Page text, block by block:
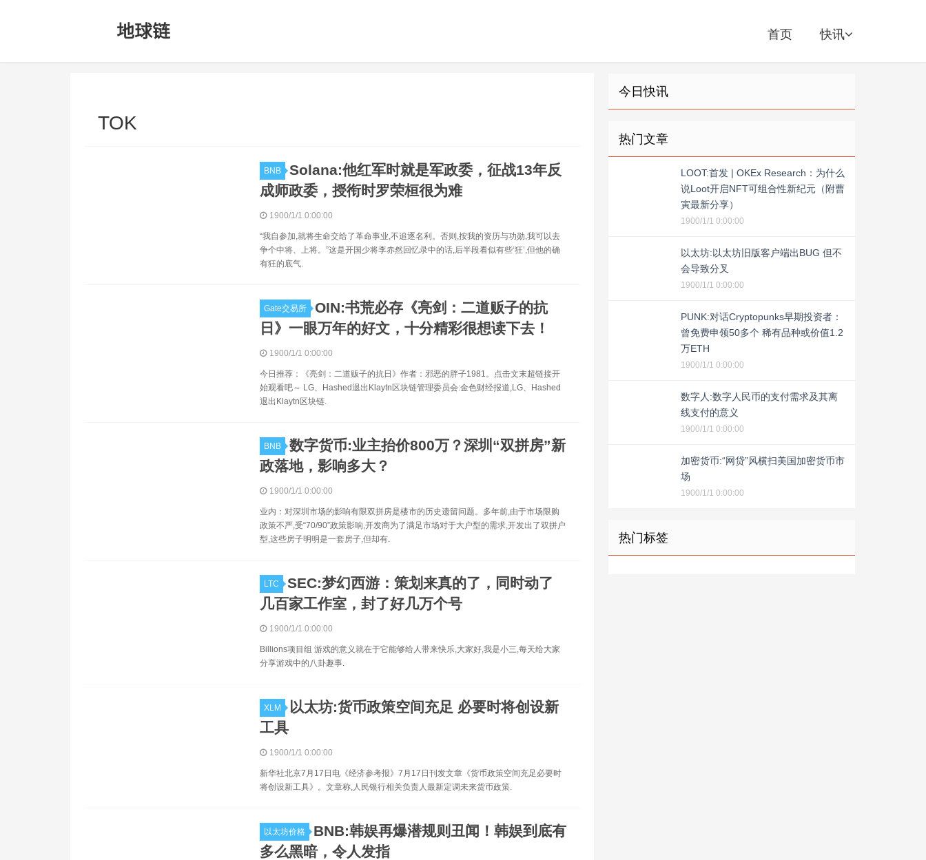
首页 快讯
TOK
BNB
Solana:他红军时就是军政委，征战13年反
成师政委，授衔时罗荣桓很为难
1900/1/1 0:00:00
“我自参加,就将生命交给了革命事业,不追逐名利。否则,按我的资历与功勋,我可以去
争个中将、上将。”这是开国少将李赤然回忆录中的话,后半段看似有些‘狂’,但他的确
有狂的底气.
Gate交易所
OIN:书荒必存《亮剑：二道贩子的抗
日》一眼万年的好文，十分精彩很想读下去！
1900/1/1 0:00:00
今日推荐：《亮剑：二道贩子的抗日》作者：邪恶的胖子1981。点击文末超链接开
始观看吧～ LG、Hashed退出Klaytn区块链管理委员会:金色财经报道,LG、Hashed
退出Klaytn区块链.
BNB
数字货币:业主抬价800万？深圳“双拼房”新
政落地，影响多大？
1900/1/1 0:00:00
业内：对深圳市场的影响有限双拼房是楼市的历史遗留问题。多年前,由于市场限购
政策不严,受“70/90”政策影响,开发商为了满足市场对于大户型的需求,开发出了双拼户
型,这些房子明明是一套房子,但却有.
LTC
SEC:梦幻西游：策划来真的了，同时动了
几百家工作室，封了好几万个号
1900/1/1 0:00:00
Billions项目组 游戏的意义就在于它能够给人带来快乐,大家好,我是小三,每天给大家
分享游戏中的八卦趣事.
XLM
以太坊:货币政策空间充足 必要时将创设新
工具
1900/1/1 0:00:00
新华社北京7月17日电《经济参考报》7月17日刊发文章《货币政策空间充足必要时
将创设新工具》。文章称,人民银行相关负责人最新定调未来货币政策.
以太坊价格
BNB:韩娱再爆潜规则丑闻！韩娱到底有
多么黑暗，令人发指
今日快讯
热门文章
LOOT:首发 | OKEx Research：为什么
说Loot开启NFT可组合性新纪元（附曹
寅最新分享）
1900/1/1 0:00:00
以太坊:以太坊旧版客户端出BUG 但不
会导致分叉
1900/1/1 0:00:00
PUNK:对话Cryptopunks早期投资者：
曾免费申领50多个 稀有品种或价值1.2
万ETH
1900/1/1 0:00:00
数字人:数字人民币的支付需求及其离
线支付的意义
1900/1/1 0:00:00
加密货币:“网贷”风横扫美国加密货币市
场
1900/1/1 0:00:00
热门标签